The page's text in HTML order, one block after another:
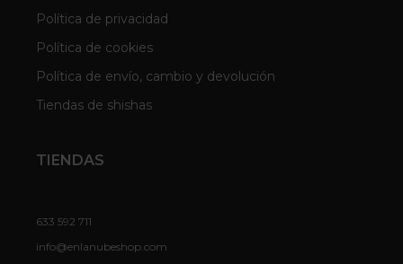
Política de privacidad
Política de cookies
Política de envío, cambio y devolución
Tiendas de shishas
TIENDAS
633 592 711
info@enlanubeshop.com